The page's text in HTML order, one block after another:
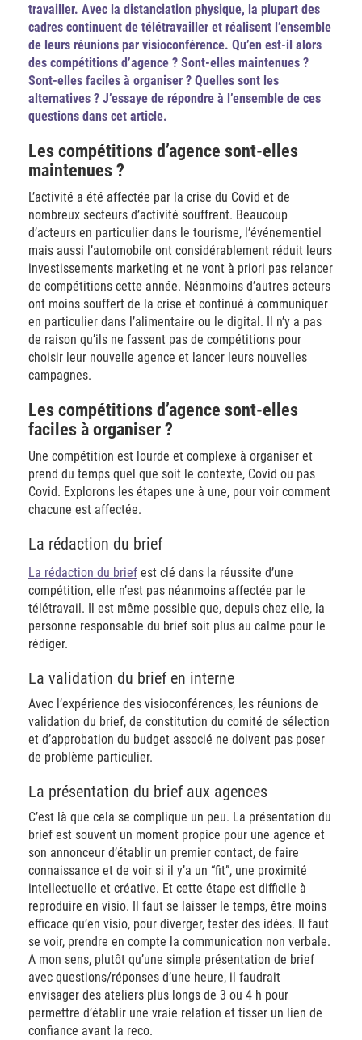
travailler. Avec la distanciation physique, la plupart des
cadres continuent de télétravailler et réalisent l’ensemble
de leurs réunions par visioconférence. Qu’en est-il alors
des compétitions d’agence ? Sont-elles maintenues ?
Sont-elles faciles à organiser ? Quelles sont les
alternatives ? J’essaye de répondre à l’ensemble de ces
questions dans cet article.
Les compétitions d’agence sont-elles
maintenues ?
L’activité a été affectée par la crise du Covid et de
nombreux secteurs d’activité souffrent. Beaucoup
d’acteurs en particulier dans le tourisme, l’événementiel
mais aussi l’automobile ont considérablement réduit leurs
investissements marketing et ne vont à priori pas relancer
de compétitions cette année. Néanmoins d’autres acteurs
ont moins souffert de la crise et continué à communiquer
en particulier dans l’alimentaire ou le digital. Il n’y a pas
de raison qu’ils ne fassent pas de compétitions pour
choisir leur nouvelle agence et lancer leurs nouvelles
campagnes.
Les compétitions d’agence sont-elles
faciles à organiser ?
Une compétition est lourde et complexe à organiser et
prend du temps quel que soit le contexte, Covid ou pas
Covid. Explorons les étapes une à une, pour voir comment
chacune est affectée.
La rédaction du brief
La rédaction du brief est clé dans la réussite d’une
compétition, elle n’est pas néanmoins affectée par le
télétravail. Il est même possible que, depuis chez elle, la
personne responsable du brief soit plus au calme pour le
rédiger.
La validation du brief en interne
Avec l’expérience des visioconférences, les réunions de
validation du brief, de constitution du comité de sélection
et d’approbation du budget associé ne doivent pas poser
de problème particulier.
La présentation du brief aux agences
C’est là que cela se complique un peu. La présentation du
brief est souvent un moment propice pour une agence et
son annonceur d’établir un premier contact, de faire
connaissance et de voir si il y’a un “fit”, une proximité
intellectuelle et créative. Et cette étape est difficile à
reproduire en visio. Il faut se laisser le temps, être moins
efficace qu’en visio, pour diverger, tester des idées. Il faut
se voir, prendre en compte la communication non verbale.
A mon sens, plutôt qu’une simple présentation de brief
avec questions/réponses d’une heure, il faudrait
envisager des ateliers plus longs de 3 ou 4 h pour
permettre d’établir une vraie relation et tisser un lien de
confiance avant la reco.